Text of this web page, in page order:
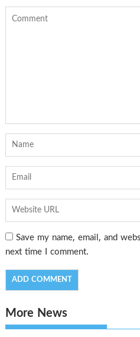
Save my name, email, and
next time I comment.
More News